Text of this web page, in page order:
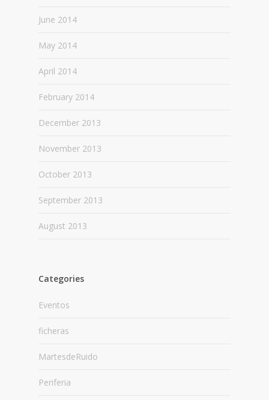
June 2014
May 2014
April 2014
February 2014
December 2013
November 2013
October 2013
September 2013
August 2013
Categories
Eventos
ficheras
MartesdeRuido
Periferia